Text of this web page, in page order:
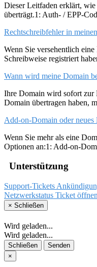
Dieser Leitfaden erklärt,
überträgt.1: Auth- / EPP-
Rechtschreibfehler in
Wenn Sie versehentlich
Schreibweise registriert
Wann wird meine Domain
Ihre Domain wird sofort zur
Domain übertragen haben,
Add-on-Domain oder
Wenn Sie mehr als eine
Optionen an:1: Add-on-
Unterstützung
Support-Tickets
Netzwerkstatus Ticket öffnen
× Schließen
Wird geladen...
Wird geladen...
Schließen
Senden
×